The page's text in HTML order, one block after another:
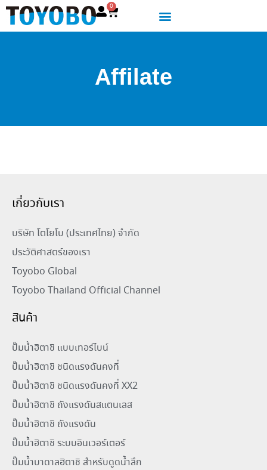
0
Affilate
เกี่ยวกับเรา
บริษัท โตโยโบ (ประเทศไทย) จำกัด
ประวัติศาสตร์ของเรา
Toyobo Global
Toyobo Thailand Official Channel
สินค้า
ปั๊มน้ำฮิตาชิ แบบเทอร์ไบน์
ปั๊มน้ำฮิตาชิ ชนิดแรงดันคงที่
ปั๊มน้ำฮิตาชิ ชนิดแรงดันคงที่ XX2
ปั๊มน้ำฮิตาชิ ถังแรงดันสแตนเลส
ปั๊มน้ำฮิตาชิ ถังแรงดัน
ปั๊มน้ำฮิตาชิ ระบบอินเวอร์เตอร์
ปั๊มน้ำบาดาลฮิตาชิ สำหรับดูดน้ำลึก